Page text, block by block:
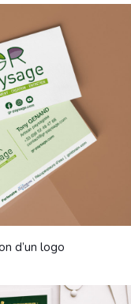
d’un logo